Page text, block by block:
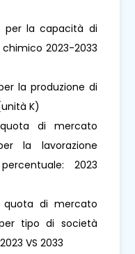
per la capacità di
2023-2033
la produzione di
K)
di mercato
la lavorazione
2023
quota di mercato
tipo di società
VS 2033